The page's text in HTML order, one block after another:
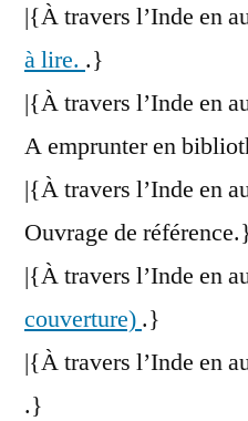
|{À travers l’Inde en
à lire. .}
|{À travers l’Inde en
A emprunter en
|{À travers l’Inde en
Ouvrage de
|{À travers l’Inde en
couverture) .}
|{À travers l’Inde en
.}